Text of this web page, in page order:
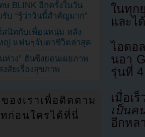
ในทุก
และไ
ไอดอ
นอา
รุ่นที่
เมื่อเ
เป็นค
อีกหล
ษ BLINK อีกครั้งในวัน
บ “รู้ว่าวันนี้สำคัญมาก”
สนิทกับเพื่อนหนุ่ม หลัง
ญ่ แฟนๆจับตาชีวิตล่าสุด
วง” ฮันซึงยอนเผยภาพ
สัยเรื่องสุขภาพ
องเราเพื่อติดตาม
ก่อนใครได้ที่นี่